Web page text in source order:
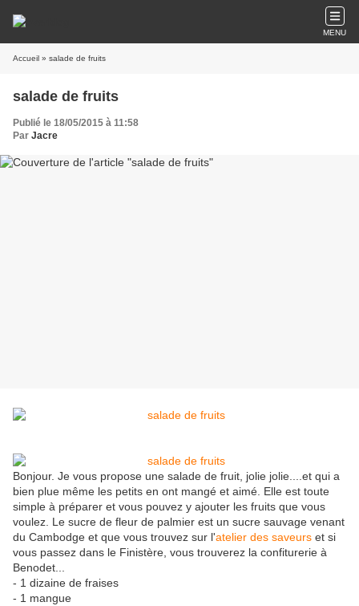
MENU
Accueil » salade de fruits
salade de fruits
Publié le 18/05/2015 à 11:58
Par Jacre
Bonjour. Je vous propose une salade de fruit, jolie jolie....et qui a
bien plue même les petits en ont mangé et aimé. Elle est toute
simple à préparer et vous pouvez y ajouter les fruits que vous
voulez. Le sucre de fleur de palmier est un sucre sauvage venant
du Cambodge et que vous trouvez sur l'atelier des saveurs et si
vous passez dans le Finistère, vous trouverez la confiturerie à
Benodet...
- 1 dizaine de fraises
- 1 mangue